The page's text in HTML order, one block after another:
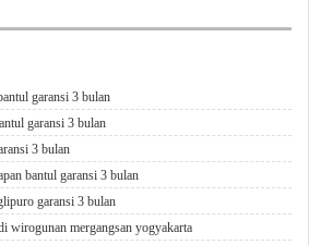
garansi 3 bulan
garansi 3 bulan
3 bulan
bantul garansi 3 bulan
garansi 3 bulan
wirogunan mergangsan yogyakarta